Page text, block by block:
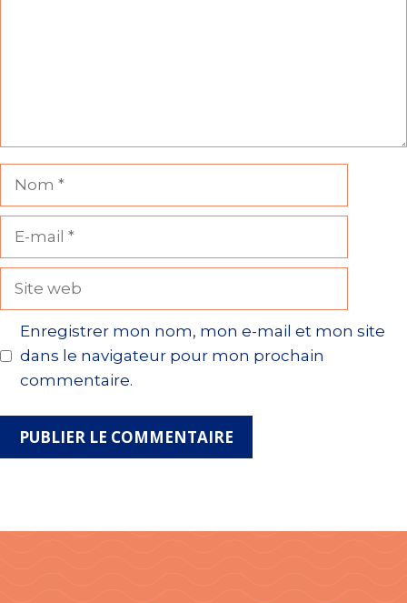
Site
Enregistrer mon nom, mon e-mail et mon site
dans le navigateur pour mon prochain
commentaire.